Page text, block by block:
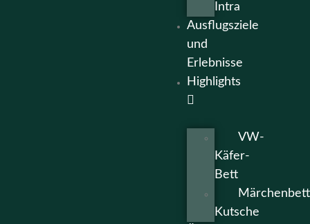
Intra
Ausflugsziele
und
Erlebnisse
Highlights
VW-
Käfer-
Bett
Märchenbett
Kutsche